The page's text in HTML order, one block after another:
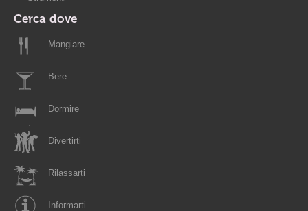
Cerca dove
Mangiare
Bere
Dormire
Divertirti
Rilassarti
Informarti